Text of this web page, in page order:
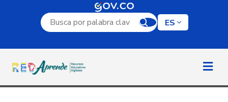
Campo de búsqueda por palabra clave
ES